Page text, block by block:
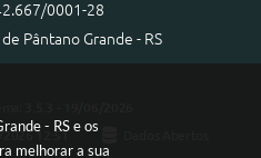
- RS e os
melhorar a sua
0001-28
Pântano Grande - RS
12:51